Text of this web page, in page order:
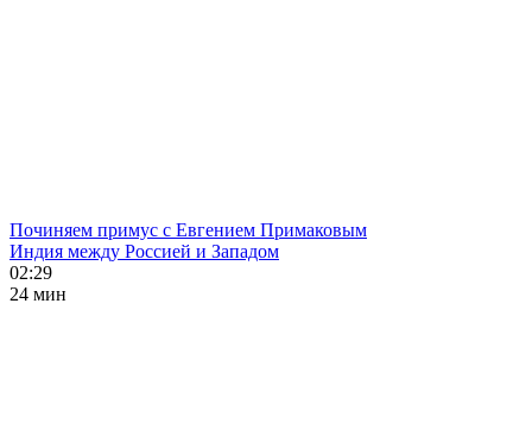
Починяем примус с Евгением Примаковым
Индия между Россией и Западом
02:29
24 мин